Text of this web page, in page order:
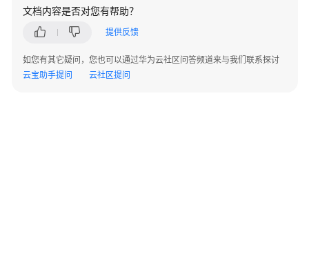
全
中
云
文档内容是否对您有帮助？
提供反馈
如您有其它疑问，您也可以通过华为云社区问答频道来与我们联系探讨
云宝助手提问
云社区提问